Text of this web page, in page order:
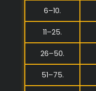
6–10.
11–25.
26–50.
51–75.